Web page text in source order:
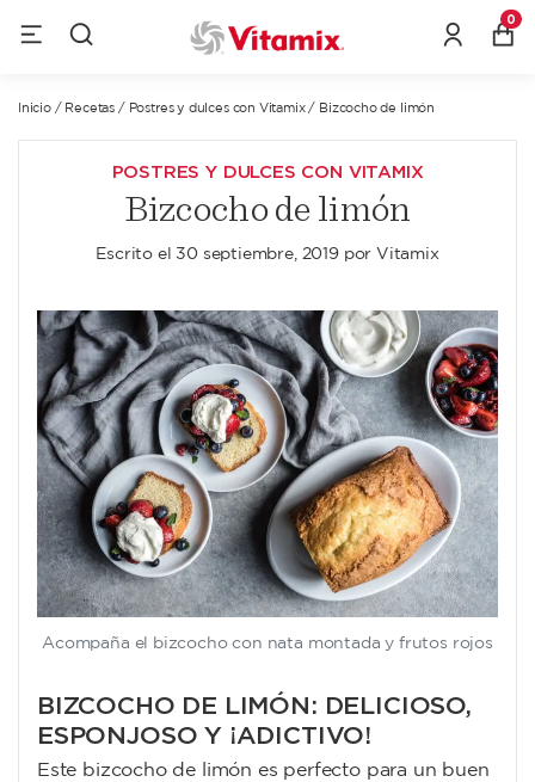
0
Inicio/ Recetas / Postres y dulces con Vitamix/ Bizcocho de limón
POSTRES Y DULCES CON VITAMIX
Bizcocho de limón
Escrito el 30 septiembre, 2019por Vitamix
Acompaña el bizcocho con nata montada y frutos rojos
BIZCOCHO DE LIMÓN: DELICIOSO,
ESPONJOSO Y ¡ADICTIVO!
Este bizcocho de limón es perfecto para un buen